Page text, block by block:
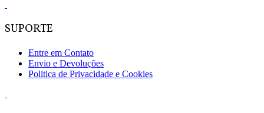
SUPORTE
Entre em Contato
Envio e Devoluções
Politica de Privacidade e Cookies